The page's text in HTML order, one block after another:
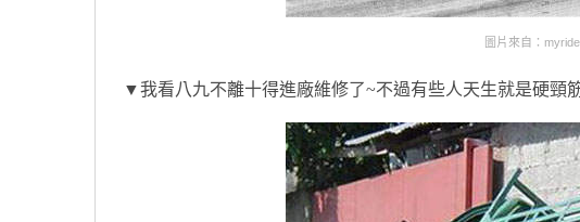
圖片來自：
▼我看八九不離十得進廠維修了~不過有些人天生就是硬頸